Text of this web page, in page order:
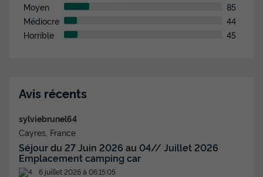
Moyen
85
Médiocre
44
Horrible
45
Avis récents
sylviebrunel64
Cayres, France
Séjour du 27 Juin 2026 au 04// Juillet 2026
Emplacement camping car
6 juillet 2026 à 06:15:05